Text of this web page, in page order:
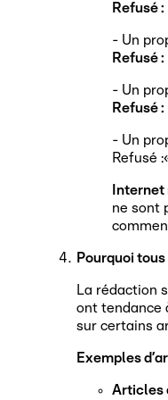
Refusé :
- Un
Refusé :
- Un
Refusé :
- Un
Refusé
Internet
ne sont
Pourquoi
La rédaction
ont tendance
sur certains
Exemples
Articles